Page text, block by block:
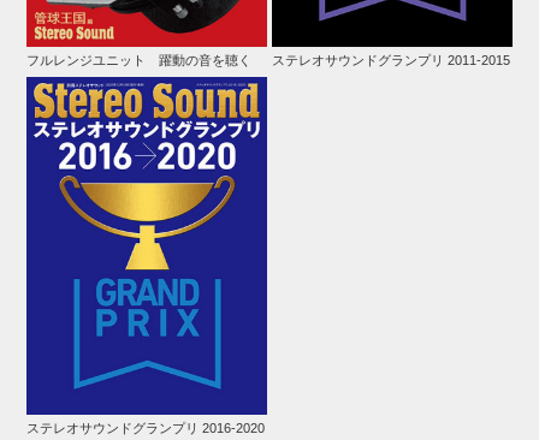
フルレンジユニット 躍動の音を聴く ステレオサウンドグランプリ 2011-2015
ステレオサウンドグランプリ 2016-2020